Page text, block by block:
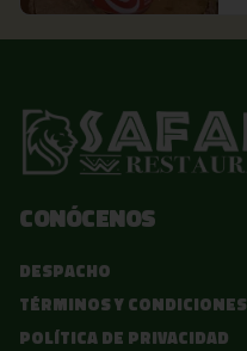
Conócenos
Despacho
Términos y condiciones
Política de privacidad